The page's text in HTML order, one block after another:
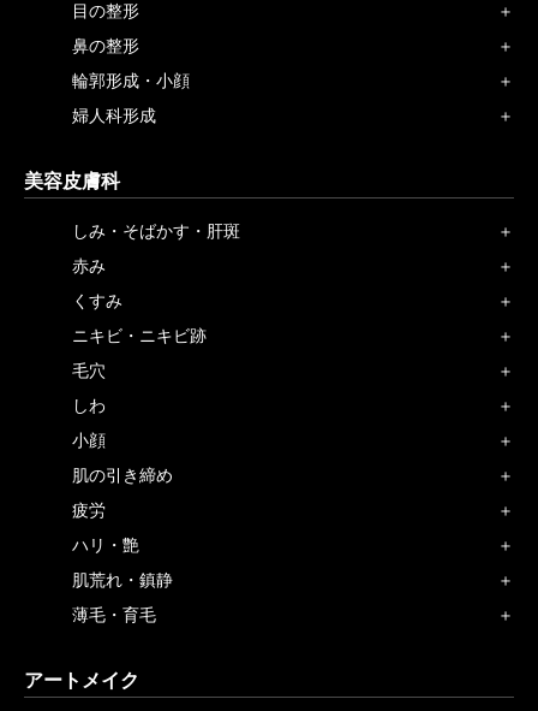
目の整形
鼻の整形
輪郭形成・小顔
婦人科形成
美容皮膚科
しみ・そばかす・肝斑
赤み
くすみ
ニキビ・ニキビ跡
毛穴
しわ
小顔
肌の引き締め
疲労
ハリ・艶
肌荒れ・鎮静
薄毛・育毛
アートメイク